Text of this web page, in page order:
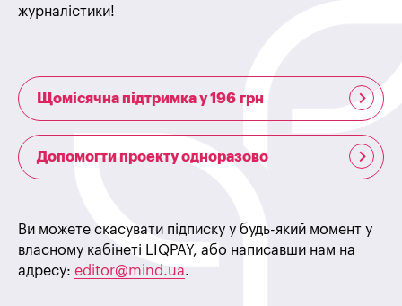
журналістики!
Щомісячна підтримка у 196 грн
Допомогти проекту одноразово
Ви можете скасувати підписку у будь-який момент у
власному кабінеті LIQPAY, або написавши нам на
адресу: editor@mind.ua.